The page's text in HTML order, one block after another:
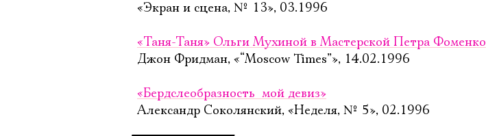
«Экран и сцена, № 13», 03.1996
«Таня-Таня» Ольги Мухиной в Мастерской Петра Фоменко
Джон Фридман, «“Moscow Times”», 14.02.1996
«Бердслеобразность  мой девиз»
Александр Соколянский, «Неделя, № 5», 02.1996